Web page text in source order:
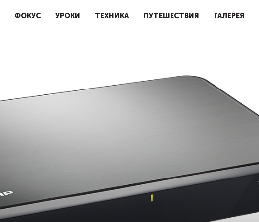
ФОКУС УРОКИ ТЕХНИКА ПУТЕШЕСТВИЯ ГАЛЕРЕЯ